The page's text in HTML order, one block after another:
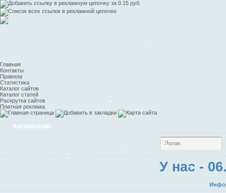
Главная
Контакты
Правила
Статистика
Каталог сайтов
Каталог статей
Раскрутка сайтов
Платная реклама
Авторизация
У нас -